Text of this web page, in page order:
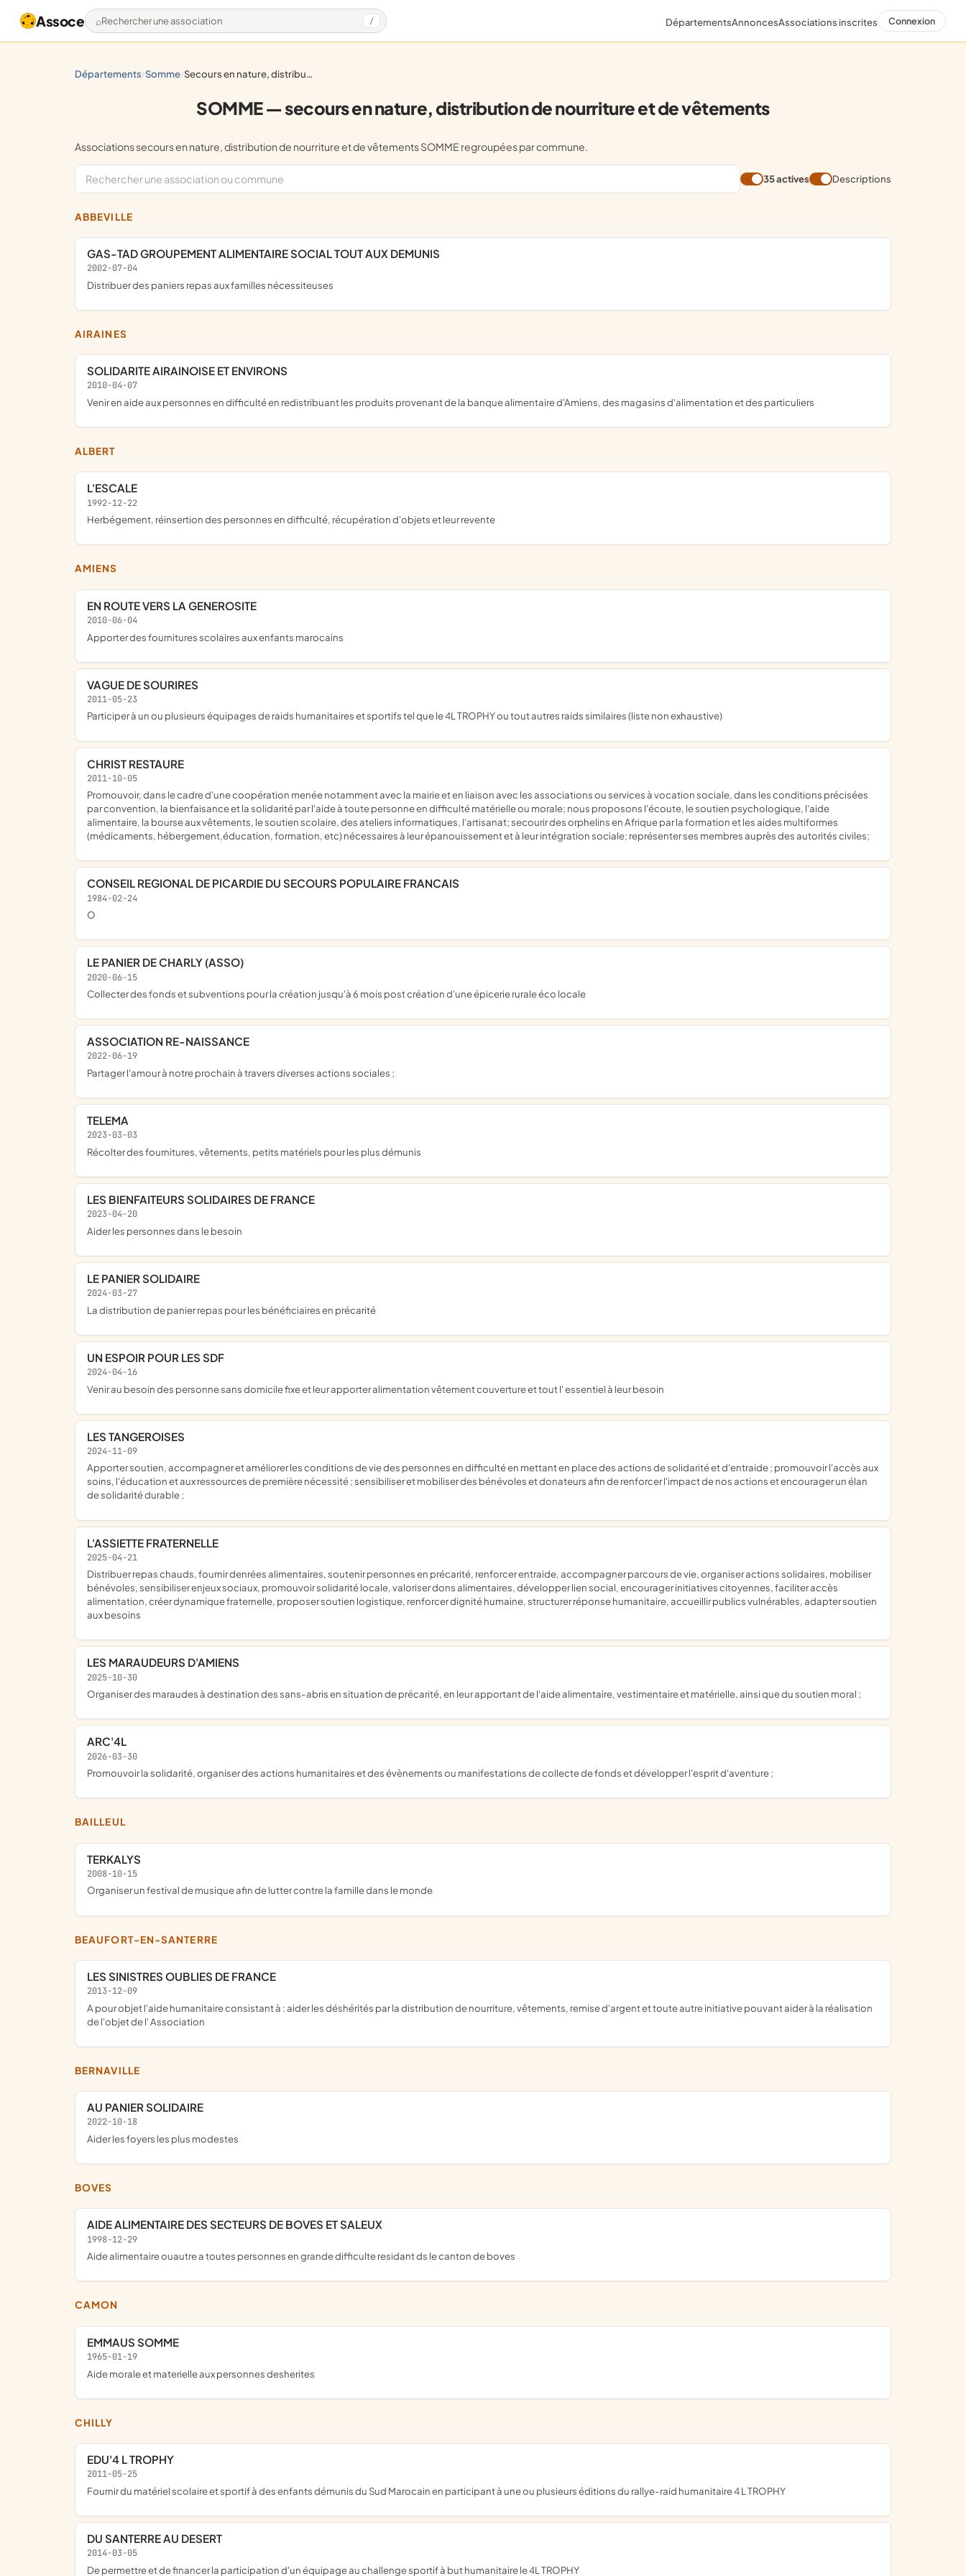
Assoce Rechercher une association / DépartementsAnnoncesAssociations inscrites Connexion
départements/ somme/ secours en nature, distribution de nourriture et de vêtements
SOMME — secours en nature, distribution de nourriture et de vêtements
Associations secours en nature, distribution de nourriture et de vêtements SOMME regroupées par commune.
35 actives Descriptions
ABBEVILLE
GAS-TAD GROUPEMENT ALIMENTAIRE SOCIAL TOUT AUX DEMUNIS
2002-07-04
distribuer des paniers repas aux familles nécessiteuses
AIRAINES
SOLIDARITE AIRAINOISE ET ENVIRONS
2010-04-07
venir en aide aux personnes en difficulté en redistribuant les produits provenant de la banque alimentaire d'Amiens, des magasins d'alimentation et des particuliers
ALBERT
L'ESCALE
1992-12-22
herbégement, réinsertion des personnes en difficulté, récupération d'objets et leur revente
AMIENS
EN ROUTE VERS LA GENEROSITE
2010-06-04
apporter des fournitures scolaires aux enfants marocains
VAGUE DE SOURIRES
2011-05-23
participer à un ou plusieurs équipages de raids humanitaires et sportifs tel que le 4L TROPHY ou tout autres raids similaires (liste non exhaustive)
CHRIST RESTAURE
2011-10-05
promouvoir, dans le cadre d'une coopération menée notamment avec la mairie et en liaison avec les associations ou services à vocation sociale, dans les conditions précisées
par convention, la bienfaisance et la solidarité par l'aide à toute personne en difficulté matérielle ou morale; nous proposons l'écoute, le soutien psychologique, l'aide
alimentaire, la bourse aux vêtements, le soutien scolaire, des ateliers informatiques, l'artisanat; secourir des orphelins en Afrique par la formation et les aides multiformes
(médicaments, hébergement,éducation, formation, etc) nécessaires à leur épanouissement et à leur intégration sociale; représenter ses membres auprès des autorités civiles;
CONSEIL REGIONAL DE PICARDIE DU SECOURS POPULAIRE FRANCAIS
1984-02-24
o
LE PANIER DE CHARLY (ASSO)
2020-06-15
collecter des fonds et subventions pour la création jusqu'à 6 mois post création d'une épicerie rurale éco locale
ASSOCIATION RE-NAISSANCE
2022-06-19
partager l'amour à notre prochain à travers diverses actions sociales ;
TELEMA
2023-03-03
récolter des fournitures, vêtements, petits matériels pour les plus démunis
LES BIENFAITEURS SOLIDAIRES DE FRANCE
2023-04-20
aider les personnes dans le besoin
LE PANIER SOLIDAIRE
2024-03-27
la distribution de panier repas pour les bénéficiaires en précarité
UN ESPOIR POUR LES SDF
2024-04-16
venir au besoin des personne sans domicile fixe et leur apporter alimentation vêtement couverture et tout l' essentiel à leur besoin
LES TANGEROISES
2024-11-09
apporter soutien, accompagner et améliorer les conditions de vie des personnes en difficulté en mettant en place des actions de solidarité et d'entraide ; promouvoir l'accès aux
soins, l'éducation et aux ressources de première nécessité ; sensibiliser et mobiliser des bénévoles et donateurs afin de renforcer l'impact de nos actions et encourager un élan
de solidarité durable ;
L'ASSIETTE FRATERNELLE
2025-04-21
distribuer repas chauds, fournir denrées alimentaires, soutenir personnes en précarité, renforcer entraide, accompagner parcours de vie, organiser actions solidaires, mobiliser
bénévoles, sensibiliser enjeux sociaux, promouvoir solidarité locale, valoriser dons alimentaires, développer lien social, encourager initiatives citoyennes, faciliter accès
alimentation, créer dynamique fraternelle, proposer soutien logistique, renforcer dignité humaine, structurer réponse humanitaire, accueillir publics vulnérables, adapter soutien
aux besoins
LES MARAUDEURS D'AMIENS
2025-10-30
organiser des maraudes à destination des sans-abris en situation de précarité, en leur apportant de l'aide alimentaire, vestimentaire et matérielle, ainsi que du soutien moral ;
ARC'4L
2026-03-30
promouvoir la solidarité, organiser des actions humanitaires et des évènements ou manifestations de collecte de fonds et développer l'esprit d'aventure ;
BAILLEUL
TERKALYS
2008-10-15
organiser un festival de musique afin de lutter contre la famille dans le monde
BEAUFORT-EN-SANTERRE
LES SINISTRES OUBLIES DE FRANCE
2013-12-09
a pour objet l'aide humanitaire consistant à : aider les déshérités par la distribution de nourriture, vêtements, remise d'argent et toute autre initiative pouvant aider à la réalisation
de l'objet de l' Association
BERNAVILLE
AU PANIER SOLIDAIRE
2022-10-18
aider les foyers les plus modestes
BOVES
AIDE ALIMENTAIRE DES SECTEURS DE BOVES ET SALEUX
1998-12-29
aide alimentaire ouautre a toutes personnes en grande difficulte residant ds le canton de boves
CAMON
EMMAUS SOMME
1965-01-19
Aide morale et materielle aux personnes desherites
CHILLY
EDU'4 L TROPHY
2011-05-25
Fournir du matériel scolaire et sportif à des enfants démunis du Sud Marocain en participant à une ou plusieurs éditions du rallye-raid humanitaire 4 L TROPHY
DU SANTERRE AU DESERT
2014-03-05
de permettre et de financer la participation d'un équipage au challenge sportif à but humanitaire le 4L TROPHY